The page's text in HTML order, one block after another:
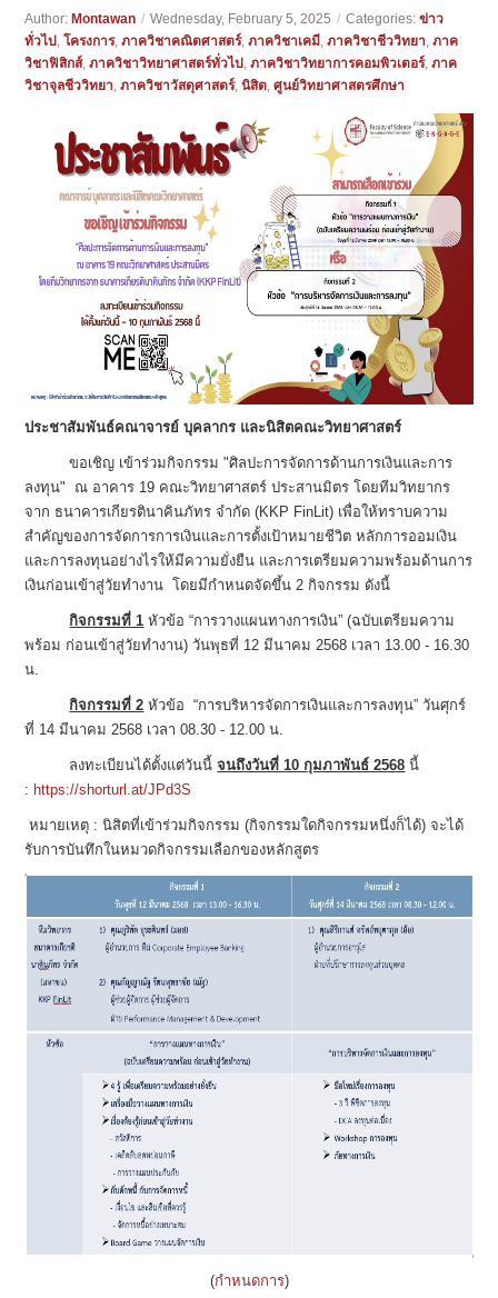
Author: Montawan / Wednesday, February 5, 2025 / Categories:ข่าว
ทั่วไป ,โครงการ,ภาควิชาคณิตศาสตร์,ภาควิชาเคมี,ภาควิชาชีววิทยา,ภาค
วิชาฟิสิกส์,ภาควิชาวิทยาศาสตร์ทั่วไป ,ภาควิชาวิทยาการคอมพิวเตอร์,ภาค
วิชาจุลชีววิทยา,ภาควิชาวัสดุศาสตร์,นิสิต,ศูนย์วิทยาศาสตรศึกษา
ประชาสัมพันธ์คณาจารย์ บุคลากร และนิสิตคณะวิทยาศาสตร์
ขอเชิญ เข้าร่วมกิจกรรม "ศิลปะการจัดการด้านการเงินและการ
ลงทุน" ณ อาคาร 19 คณะวิทยาศาสตร์ ประสานมิตร โดยทีมวิทยากร
จาก ธนาคารเกียรตินาคินภัทร จำกัด (KKP FinLit) เพื่อให้ทราบความ
สำคัญของการจัดการการเงินและการตั้งเป้าหมายชีวิต หลักการออมเงิน
และการลงทุนอย่างไรให้มีความยั่งยืน และการเตรียมความพร้อมด้านการ
เงินก่อนเข้าสู่วัยทำงาน โดยมีกำหนดจัดขึ้น 2 กิจกรรม ดังนี้
กิจกรรมที่ 1 หัวข้อ “การวางแผนทางการเงิน” (ฉบับเตรียมความ
พร้อม ก่อนเข้าสู่วัยทำงาน) วันพุธที่ 12 มีนาคม 2568 เวลา 13.00 - 16.30
น.
กิจกรรมที่ 2 หัวข้อ “การบริหารจัดการเงินและการลงทุน” วันศุกร์
ที่ 14 มีนาคม 2568 เวลา 08.30 - 12.00 น.
ลงทะเบียนได้ตั้งแต่วันนี้จนถึงวันที่ 10 กุมภาพันธ์ 2568 นี้
: https://shorturl.at/JPd3S
หมายเหตุ : นิสิตที่เข้าร่วมกิจกรรม (กิจกรรมใดกิจกรรมหนึ่งก็ได้) จะได้
รับการบันทึกในหมวดกิจกรรมเลือกของหลักสูตร
(กำหนดการ)